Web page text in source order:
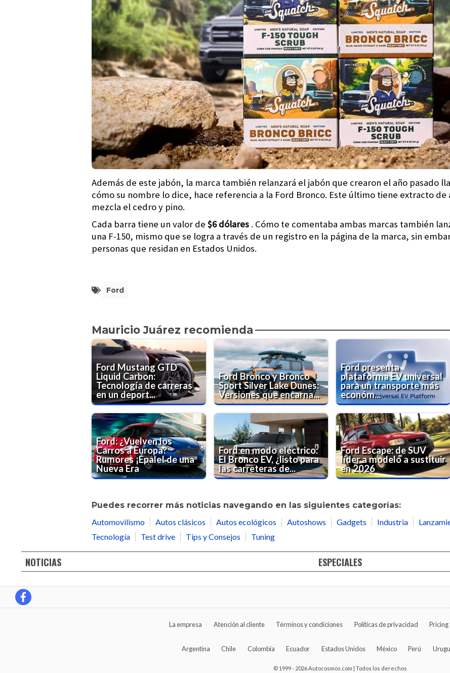
Además de este jabón, la marca también relanzará el jabón que crearon el año pasado
cómo su nombre lo dice, hace referencia a la Ford Bronco. Este último tiene extracto de
mezcla el cedro y pino.
Cada barra tiene un valor de $6 dólares . Cómo te comentaba ambas marcas también
una F-150, mismo que se logra a través de un registro en la página de la marca, sin
personas que residan en Estados Unidos.
Ford
Mauricio Juárez recomienda
Ford Mustang GTD
Liquid Carbon:
Tecnología de carreras
en un deport...
Ford Bronco y Bronco
Sport Silver Lake Dunes:
Versiones que encarna...
Ford presenta
plataforma EV universal
para un transporte más
económ...
Ford: ¿Vuelven los
Carros a Europa?
Rumores ¡Épale! de una
Nueva Era
Ford en modo eléctrico:
El Bronco EV, ¿listo para
las carreteras de...
Ford Escape: de SUV
líder a modelo a sustituir
en 2026
Puedes recorrer más noticias navegando en las siguientes categorías:
Automovilismo
Autos clásicos Autos ecológicos Autoshows Gadgets Industria
Tecnología
Test drive Tips y Consejos Tuning
NOTICIAS ESPECIALES
La empresa Atención al cliente Términos y condiciones Políticas de privacidad Pricing
Argentina Chile Colombia Ecuador Estados Unidos México Perú
© 1999 - 2026 Autocosmos.com | Todos los derechos